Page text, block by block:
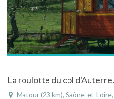
Matour (23 km), Saône-et-Loire,